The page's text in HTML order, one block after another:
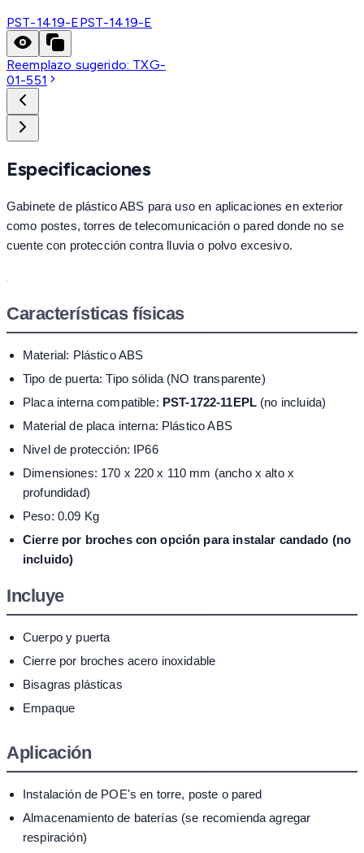
PST-1419-EPST-1419-E
Reemplazo sugerido: TXG-
01-551
Especificaciones
Gabinete de plástico ABS para uso en aplicaciones en exterior
como postes, torres de telecomunicación o pared donde no se
cuente con protección contra lluvia o polvo excesivo.
Características físicas
Material: Plástico ABS
Tipo de puerta: Tipo sólida (NO transparente)
Placa interna compatible: PST-1722-11EPL (no incluida)
Material de placa interna: Plástico ABS
Nivel de protección: IP66
Dimensiones: 170 x 220 x 110 mm (ancho x alto x
profundidad)
Peso: 0.09 Kg
Cierre por broches con opción para instalar candado (no
incluido)
Incluye
Cuerpo y puerta
Cierre por broches acero inoxidable
Bisagras plásticas
Empaque
Aplicación
Instalación de POE's en torre, poste o pared
Almacenamiento de baterías (se recomienda agregar
respiración)